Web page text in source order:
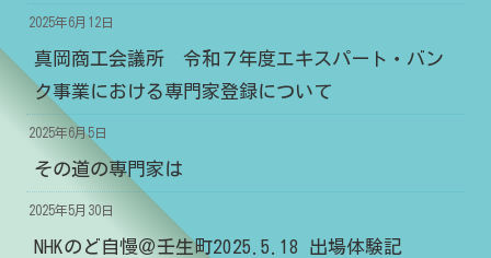
2025年6月12日
真岡商工会議所 令和７年度エキスパート・バン
ク事業における専門家登録について
2025年6月5日
その道の専門家は
2025年5月30日
NHKのど自慢＠壬生町2025.5.18 出場体験記